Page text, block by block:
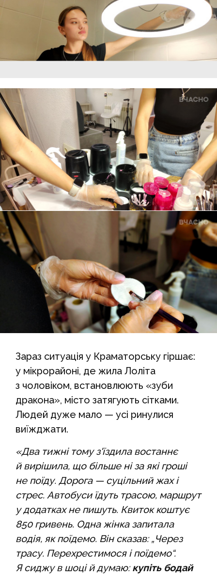
Зараз ситуація у Краматорську гіршає:
у мікрорайоні, де жила Лоліта
з чоловіком, встановлюють «зуби
дракона», місто затягують сітками.
Людей дуже мало — усі ринулися
виїжджати.
«Два тижні тому з'їздила востаннє
й вирішила, що більше ні за які гроші
не поїду. Дорога — суцільний жах і
стрес. Автобуси їдуть трасою, маршрут
у додатках не пишуть. Квиток коштує
850 гривень. Одна жінка запитала
водія, як поїдемо. Він сказав: „Через
трасу. Перехрестимося і поїдемо“.
Я сиджу в шоці й думаю:купіть бодай